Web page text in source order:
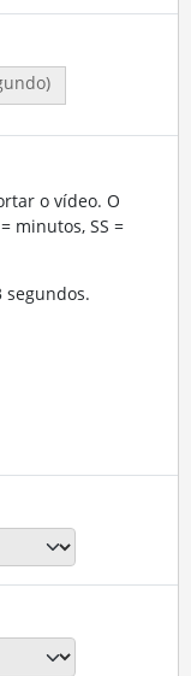
o vídeo. O
minutos, SS =
segundos.